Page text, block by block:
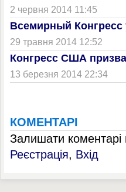
2 червня 2014 11:45
Всемирный Конгресс
29 травня 2014 12:52
Конгресс США
13 березня 2014 22:34
КОМЕНТАРІ
Залишати коментарі
Реєстрація, Вхід